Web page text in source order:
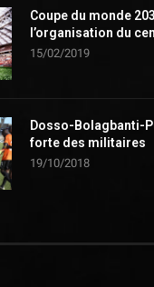
Coupe du monde
l’organisation du
15/02/2019
Dosso-Bolagbanti-
forte des militaires
19/10/2018